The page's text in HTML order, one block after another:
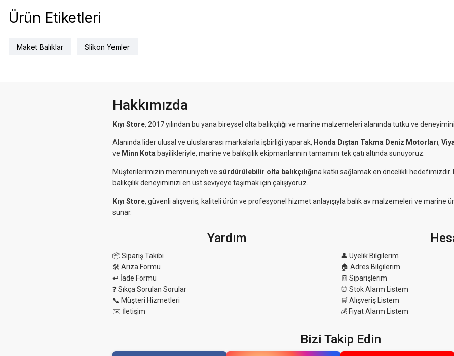
Ürün Etiketleri
Maket Balıklar Slikon Yemler
Hakkımızda
Kıyı Store, 2017 yılından bu yana bireysel olta balıkçılığı ve marine malzemeleri alanında tutku ve
Alanında lider ulusal ve uluslararası markalarla işbirliği yaparak, Honda Dıştan Takma Deniz Motorları,
ve Minn Kota bayilikleriyle, marine ve balıkçılık ekipmanlarının tamamını tek çatı altında sunuyoruz.
Müşterilerimizin memnuniyeti ve sürdürülebilir olta balıkçılığına katkı sağlamak en öncelikli hedefimizdir.
balıkçılık deneyiminizi en üst seviyeye taşımak için çalışıyoruz.
Kıyı Store, güvenli alışveriş, kaliteli ürün ve profesyonel hizmet anlayışıyla balık av malzemeleri ve marine
sunar.
Yardım
📦 Sipariş Takibi
🛠 Arıza Formu
↩️ İade Formu
❓ Sıkça Sorulan Sorular
📞 Müşteri Hizmetleri
✉️ İletişim
👤 Üyelik Bilgilerim
🏠 Adres Bilgilerim
🧾 Siparişlerim
⏰ Stok Alarm Listem
🛒 Alışveriş Listem
💰 Fiyat Alarm Listem
Bizi Takip Edin